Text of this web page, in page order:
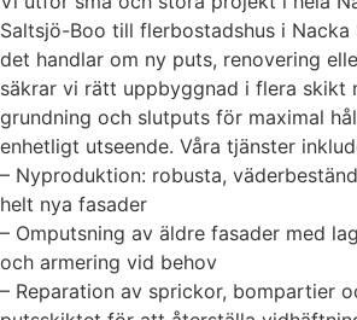
Saltsjö-Boo till flerbostadshus i Nacka
det handlar om ny puts, renovering
säkrar vi rätt uppbyggnad i flera skikt
grundning och slutputs för maximal
enhetligt utseende. Våra tjänster
– Nyproduktion: robusta,
helt nya fasader
– Omputsning av äldre fasader med
och armering vid behov
– Reparation av sprickor, bompartier